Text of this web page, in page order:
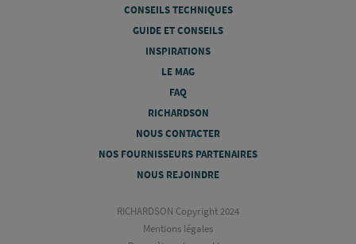
CONSEILS TECHNIQUES
GUIDE ET CONSEILS
INSPIRATIONS
LE MAG
FAQ
RICHARDSON
NOUS CONTACTER
NOS FOURNISSEURS PARTENAIRES
NOUS REJOINDRE
RICHARDSON Copyright 2024
Mentions légales